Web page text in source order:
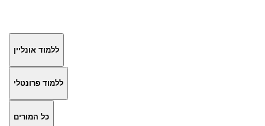
ללמוד אונליין
ללמוד פרונטלי
כל המורים